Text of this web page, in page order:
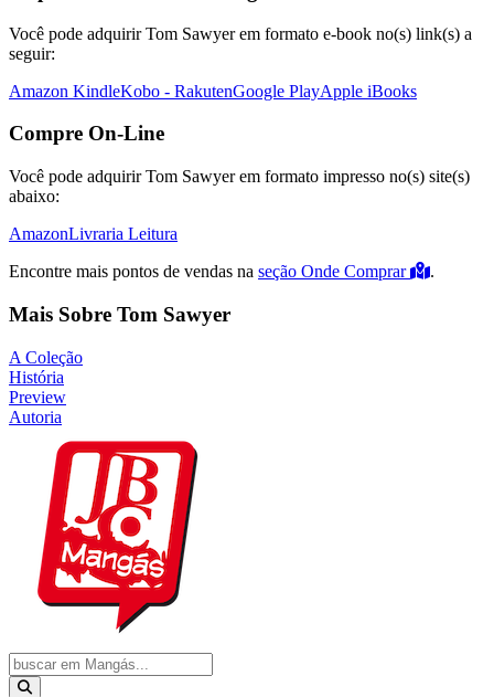
Você pode adquirir Tom Sawyer em formato e-book no(s) link(s) a
seguir:
Amazon KindleKobo - RakutenGoogle PlayApple iBooks
Compre On-Line
Você pode adquirir Tom Sawyer em formato impresso no(s) site(s)
abaixo:
AmazonLivraria Leitura
Encontre mais pontos de vendas na seção Onde Comprar .
Mais Sobre Tom Sawyer
A Coleção
História
Preview
Autoria